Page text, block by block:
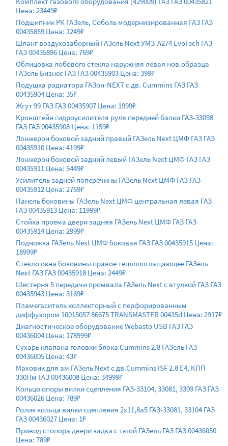
Цена: 23449₽
Подшипник РК ГАЗель, Соболь модернизированная ГАЗ ГАЗ
00435859 Цена: 1249₽
Шланг воздухозаборный ГАЗель Next УМЗ-А274 EvoTech ГАЗ
ГАЗ 00435896 Цена: 769₽
Облицовка лобового стекла наружняя левая нов.образца
ГАЗель Бизнес ГАЗ ГАЗ 00435903 Цена: 399₽
Подушка радиатора ГАЗон-NEXT c дв. Cummins ГАЗ ГАЗ
00435904 Цена: 35₽
Жгут 99 ГАЗ ГАЗ 00435907 Цена: 1999₽
Кронштейн гидроусилителя руля передней балки ГАЗ-33098
ГАЗ ГАЗ 00435908 Цена: 1159₽
Лонжерон боковой задний правый ГАЗель Next ЦМФ ГАЗ ГАЗ
00435910 Цена: 4199₽
Лонжерон боковой задний левый ГАЗель Next ЦМФ ГАЗ ГАЗ
00435911 Цена: 5449₽
Усилитель задней поперечины ГАЗель Next ЦМФ ГАЗ ГАЗ
00435912 Цена: 2769₽
Панель боковины ГАЗель Next ЦМФ центральная левая ГАЗ
ГАЗ 00435913 Цена: 11999₽
Стойка проема двери задняя ГАЗель Next ЦМФ ГАЗ ГАЗ
00435914 Цена: 2999₽
Подножка ГАЗель Next ЦМФ боковая ГАЗ ГАЗ 00435915 Цена:
18999₽
Стекло окна боковины правое теплопоглащающее ГАЗель
Next ГАЗ ГАЗ 00435918 Цена: 2449₽
Шестерня 5 передачи промвала ГАЗель Next с втулкой ГАЗ ГАЗ
00435943 Цена: 3169₽
Пламегаситель коллекторный с перфорированным
диффузором 10015057 86675 TRANSMASTER 00435d Цена: 2917₽
Диагностическое оборудование Webasto USB ГАЗ ГАЗ
00436004 Цена: 178999₽
Сухарь клапана головки блока Cummins 2.8 ГАЗель ГАЗ
00436005 Цена: 43₽
Маховик для ам ГАЗель Next с дв.Cummins ISF 2.8 E4, КПП
330Нм ГАЗ 00436008 Цена: 34999₽
Кольцо опоры вилки сцепления ГАЗ-33104, 33081, 3309 ГАЗ ГАЗ
00436026 Цена: 789₽
Ролик кольца вилки сцепления 2х11,8а5 ГАЗ-33081, 33104 ГАЗ
ГАЗ 00436027 Цена: 1₽
Привод стопора двери задка с тягой ГАЗель ГАЗ ГАЗ 00436050
Цена: 789₽